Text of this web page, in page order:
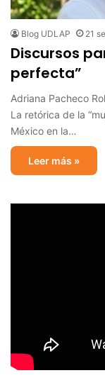
Blog UDLAP 21
Discursos
perfecta”
Adriana Pacheco
La retórica de la
México en la…
Leer más »